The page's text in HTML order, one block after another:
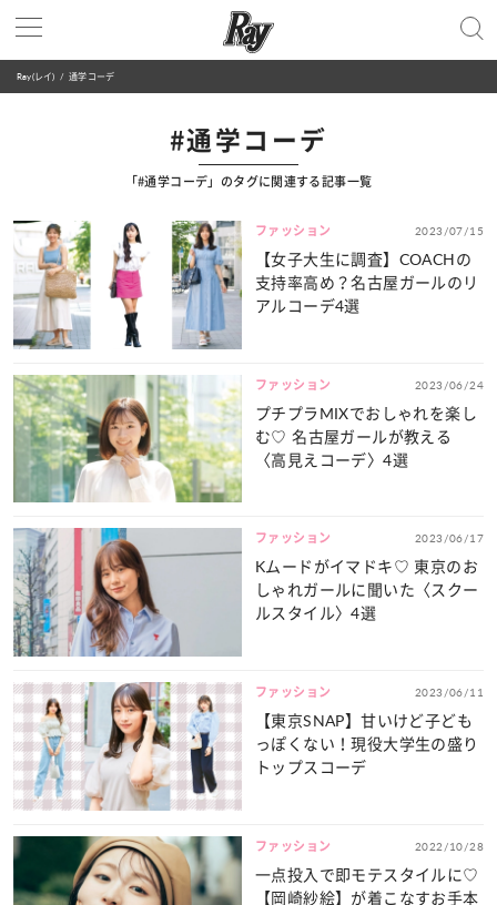
Ray(レイ) 通学コーデ
#通学コーデ
「#通学コーデ」のタグに関連する記事一覧
ファッション 2023/07/15
【女子大生に調査】COACHの
支持率高め？名古屋ガールのリ
アルコーデ4選
ファッション 2023/06/24
プチプラMIXでおしゃれを楽し
む♡ 名古屋ガールが教える
〈高見えコーデ〉4選
ファッション 2023/06/17
Kムードがイマドキ♡ 東京のお
しゃれガールに聞いた〈スクー
ルスタイル〉4選
ファッション 2023/06/11
【東京SNAP】甘いけど子ども
っぽくない！現役大学生の盛り
トップスコーデ
ファッション 2022/10/28
一点投入で即モテスタイルに♡
【岡崎紗絵】が着こなすお手本